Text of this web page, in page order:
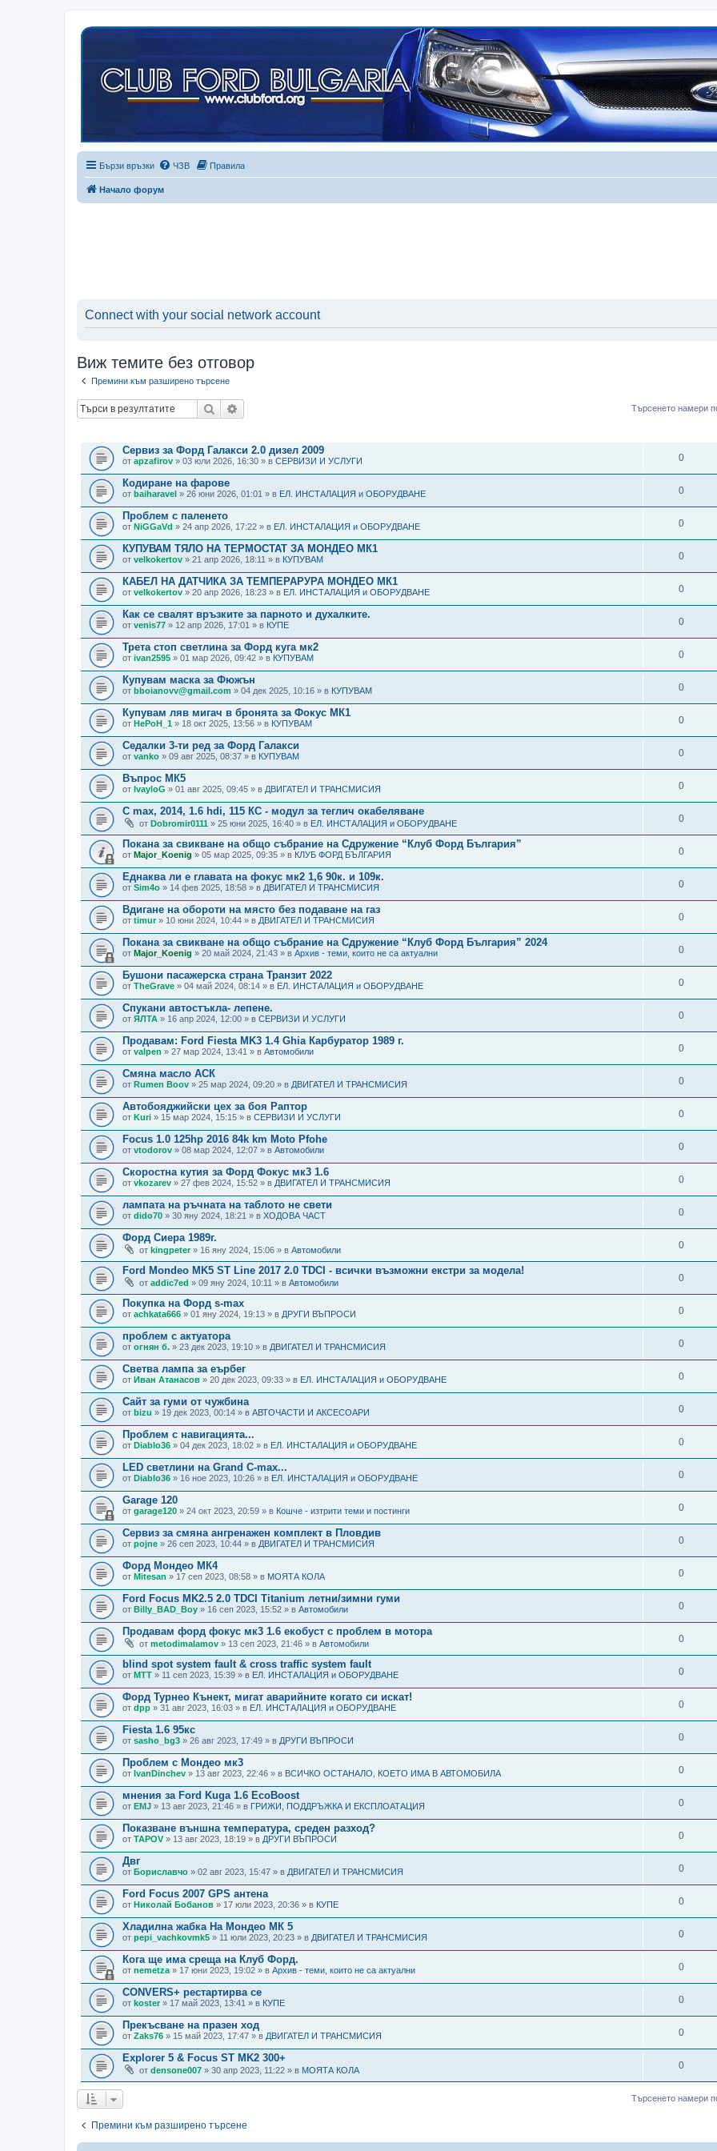
Бързи връзки ЧЗВ Правила
Начало форум
Connect with your social network account
Виж темите без отговор
Премини към разширено търсене
Търсене Търсенето намери
Сервиз за Форд Галакси 2.0 дизел 2009
от apzafirov » 03 юли 2026, 16:30 » в СЕРВИЗИ И УСЛУГИ 0
Кодиране на фарове
от baiharavel » 26 юни 2026, 01:01 » в ЕЛ. ИНСТАЛАЦИЯ и ОБОРУДВАНЕ 0
Проблем с паленето
от NiGGaVd » 24 апр 2026, 17:22 » в ЕЛ. ИНСТАЛАЦИЯ и ОБОРУДВАНЕ 0
КУПУВАМ ТЯЛО НА ТЕРМОСТАТ ЗА МОНДЕО МК1
от velkokertov » 21 апр 2026, 18:11 » в КУПУВАМ 0
КАБЕЛ НА ДАТЧИКА ЗА ТЕМПЕРАРУРА МОНДЕО МК1
от velkokertov » 20 апр 2026, 18:23 » в ЕЛ. ИНСТАЛАЦИЯ и ОБОРУДВАНЕ 0
Как се свалят връзките за парното и духалките.
от venis77 » 12 апр 2026, 17:01 » в КУПЕ 0
Трета стоп светлина за Форд куга мк2
от ivan2595 » 01 мар 2026, 09:42 » в КУПУВАМ 0
Купувам маска за Фюжън
от bboianovv@gmail.com » 04 дек 2025, 10:16 » в КУПУВАМ 0
Купувам ляв мигач в бронята за Фокус МК1
от HePoH_1 » 18 окт 2025, 13:56 » в КУПУВАМ 0
Седалки 3-ти ред за Форд Галакси
от vanko » 09 авг 2025, 08:37 » в КУПУВАМ 0
Въпрос МК5
от IvayloG » 01 авг 2025, 09:45 » в ДВИГАТЕЛ И ТРАНСМИСИЯ 0
C max, 2014, 1.6 hdi, 115 КС - модул за теглич окабеляване
от Dobromir0111 » 25 юни 2025, 16:40 » в ЕЛ. ИНСТАЛАЦИЯ и ОБОРУДВАНЕ 0
Покана за свикване на общо събрание на Сдружение “Клуб Форд България”
от Major_Koenig » 05 мар 2025, 09:35 » в КЛУБ ФОРД БЪЛГАРИЯ 0
Еднаква ли е главата на фокус мк2 1,6 90к. и 109к.
от Sim4o » 14 фев 2025, 18:58 » в ДВИГАТЕЛ И ТРАНСМИСИЯ 0
Вдигане на обороти на място без подаване на газ
от timur» 10 юни 2024, 10:44 » в ДВИГАТЕЛ И ТРАНСМИСИЯ 0
Покана за свикване на общо събрание на Сдружение “Клуб Форд България” 2024
от Major_Koenig » 20 май 2024, 21:43 » в Архив - теми, които не са актуални 0
Бушони пасажерска страна Транзит 2022
от TheGrave » 04 май 2024, 08:14 » в ЕЛ. ИНСТАЛАЦИЯ и ОБОРУДВАНЕ 0
Спукани автостъкла- лепене.
от ЯЛТА » 16 апр 2024, 12:00 » в СЕРВИЗИ И УСЛУГИ 0
Продавам: Ford Fiesta MK3 1.4 Ghia Карбуратор 1989 г.
от valpen » 27 мар 2024, 13:41 » в Автомобили 0
Смяна масло АСК
от Rumen Boov » 25 мар 2024, 09:20 » в ДВИГАТЕЛ И ТРАНСМИСИЯ 0
Автобояджийски цех за боя Раптор
от Kuri » 15 мар 2024, 15:15 » в СЕРВИЗИ И УСЛУГИ 0
Focus 1.0 125hp 2016 84k km Moto Pfohe
от vtodorov » 08 мар 2024, 12:07 » в Автомобили 0
Скоростна кутия за Форд Фокус мк3 1.6
от vkozarev » 27 фев 2024, 15:52 » в ДВИГАТЕЛ И ТРАНСМИСИЯ 0
лампата на ръчната на таблото не свети
от dido70 » 30 яну 2024, 18:21 » в ХОДОВА ЧАСТ 0
Форд Сиера 1989г.
от kingpeter» 16 яну 2024, 15:06 » в Автомобили 0
Ford Mondeo MK5 ST Line 2017 2.0 TDCI - всички възможни екстри за модела!
от addic7ed » 09 яну 2024, 10:11 » в Автомобили 0
Покупка на Форд s-max
от achkata666 » 01 яну 2024, 19:13 » в ДРУГИ ВЪПРОСИ 0
проблем с актуатора
от огнян б. » 23 дек 2023, 19:10 » в ДВИГАТЕЛ И ТРАНСМИСИЯ 0
Светва лампа за еърбег
от Иван Атанасов » 20 дек 2023, 09:33 » в ЕЛ. ИНСТАЛАЦИЯ и ОБОРУДВАНЕ 0
Сайт за гуми от чужбина
от bizu » 19 дек 2023, 00:14 » в АВТОЧАСТИ И АКСЕСОАРИ 0
Проблем с навигацията...
от Diablo36 » 04 дек 2023, 18:02 » в ЕЛ. ИНСТАЛАЦИЯ и ОБОРУДВАНЕ 0
LED светлини на Grand C-max...
от Diablo36 » 16 ное 2023, 10:26 » в ЕЛ. ИНСТАЛАЦИЯ и ОБОРУДВАНЕ 0
Garage 120
от garage120 » 24 окт 2023, 20:59 » в Кошче - изтрити теми и постинги 0
Сервиз за смяна ангренажен комплект в Пловдив
от pojne » 26 сеп 2023, 10:44 » в ДВИГАТЕЛ И ТРАНСМИСИЯ 0
Форд Мондео МК4
от Mitesan » 17 сеп 2023, 08:58 » в МОЯТА КОЛА 0
Ford Focus MK2.5 2.0 TDCI Titanium летни/зимни гуми
от Billy_BAD_Boy » 16 сеп 2023, 15:52 » в Автомобили 0
Продавам форд фокус мк3 1.6 екобуст с проблем в мотора
от metodimalamov » 13 сеп 2023, 21:46 » в Автомобили 0
blind spot system fault & cross traffic system fault
от MTT » 11 сеп 2023, 15:39 » в ЕЛ. ИНСТАЛАЦИЯ и ОБОРУДВАНЕ 0
Форд Турнео Кънект, мигат аварийните когато си искат!
от dpp » 31 авг 2023, 16:03 » в ЕЛ. ИНСТАЛАЦИЯ и ОБОРУДВАНЕ 0
Fiesta 1.6 95кс
от sasho_bg3 » 26 авг 2023, 17:49 » в ДРУГИ ВЪПРОСИ 0
Проблем с Мондео мк3
от IvanDinchev » 13 авг 2023, 22:46 » в ВСИЧКО ОСТАНАЛО, КОЕТО ИМА В АВТОМОБИЛА 0
мнения за Ford Kuga 1.6 EcoBoost
от EMJ » 13 авг 2023, 21:46 » в ГРИЖИ, ПОДДРЪЖКА И ЕКСПЛОАТАЦИЯ 0
Показване външна температура, среден разход?
от TAPOV» 13 авг 2023, 18:19 » в ДРУГИ ВЪПРОСИ 0
Двг
от Бориславчо » 02 авг 2023, 15:47 » в ДВИГАТЕЛ И ТРАНСМИСИЯ 0
Ford Focus 2007 GPS антена
от Николай Бобанов » 17 юли 2023, 20:36 » в КУПЕ 0
Хладилна жабка На Мондео МК 5
от pepi_vachkovmk5 » 11 юли 2023, 20:23 » в ДВИГАТЕЛ И ТРАНСМИСИЯ 0
Кога ще има среща на Клуб Форд.
от nemetza » 17 юни 2023, 19:02 » в Архив - теми, които не са актуални 0
CONVERS+ рестартирва се
от koster » 17 май 2023, 13:41 » в КУПЕ 0
Прекъсване на празен ход
от Zaks76 » 15 май 2023, 17:47 » в ДВИГАТЕЛ И ТРАНСМИСИЯ 0
Explorer 5 & Focus ST MK2 300+
от densone007 » 30 апр 2023, 11:22 » в МОЯТА КОЛА 0
Търсенето намери
Премини към разширено търсене